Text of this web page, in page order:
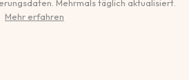
Mehrmals täglich aktualisiert.
Mehr erfahren